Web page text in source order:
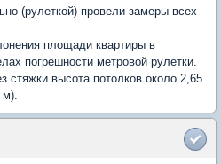
(рулеткой) провели замеры всех
площади квартиры в
погрешности метровой рулетки.
стяжки высота потолков около 2,65
м).